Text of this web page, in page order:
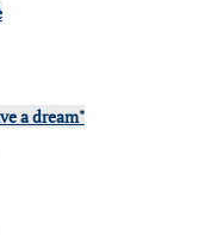
a dream"